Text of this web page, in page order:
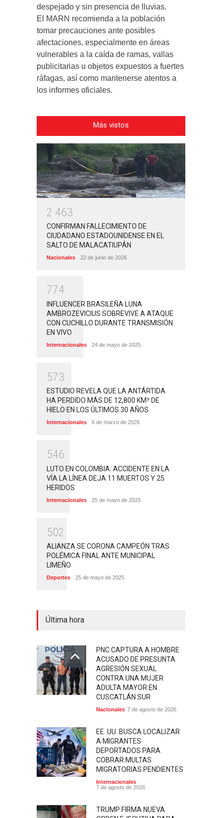
despejado y sin presencia de lluvias.
El MARN recomienda a la población
tomar precauciones ante posibles
afectaciones, especialmente en áreas
vulnerables a la caída de ramas, vallas
publicitarias u objetos expuestos a fuertes
ráfagas, así como mantenerse atentos a
los informes oficiales.
Más vistos
2 463
CONFIRMAN FALLECIMIENTO DE
CIUDADANO ESTADOUNIDENSE EN EL
SALTO DE MALACATIUPÁN
Nacionales 22 de junio de 2026
774
INFLUENCER BRASILEÑA LUNA
AMBROZEVICIUS SOBREVIVE A ATAQUE
CON CUCHILLO DURANTE TRANSMISIÓN
EN VIVO
Internacionales 24 de mayo de 2025
573
ESTUDIO REVELA QUE LA ANTÁRTIDA
HA PERDIDO MÁS DE 12,800 KM² DE
HIELO EN LOS ÚLTIMOS 30 AÑOS
Internacionales 6 de marzo de 2026
546
LUTO EN COLOMBIA: ACCIDENTE EN LA
VÍA LA LÍNEA DEJA 11 MUERTOS Y 25
HERIDOS
Internacionales 25 de mayo de 2025
502
ALIANZA SE CORONA CAMPEÓN TRAS
POLÉMICA FINAL ANTE MUNICIPAL
LIMEÑO
Deportes 25 de mayo de 2025
Última hora
PNC CAPTURA A HOMBRE
ACUSADO DE PRESUNTA
AGRESIÓN SEXUAL
CONTRA UNA MUJER
ADULTA MAYOR EN
CUSCATLÁN SUR
Nacionales 7 de agosto de 2026
EE. UU. BUSCA LOCALIZAR
A MIGRANTES
DEPORTADOS PARA
COBRAR MULTAS
MIGRATORIAS PENDIENTES
Internacionales
7 de agosto de 2026
TRUMP FIRMA NUEVA